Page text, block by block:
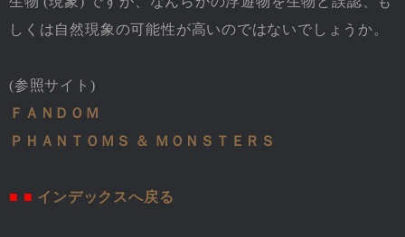
しくは自然現象の可能性が高いのではないでしょうか。
(参照サイト)
ＦＡＮＤＯＭ
ＰＨＡＮＴＯＭＳ ＆ ＭＯＮＳＴＥＲＳ
■ ■ インデックスへ戻る